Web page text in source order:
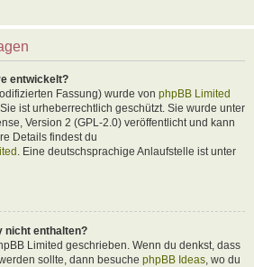
entwickelt?
Fassung) wurde von phpBB Limited
ist urheberrechtlich geschützt. Sie wurde unter
Version 2 (GPL-2.0) veröffentlicht und kann
Details findest du
. Eine deutschsprachige Anlaufstelle ist unter
nicht enthalten?
Limited geschrieben. Wenn du denkst, dass
sollte, dann besuche phpBB Ideas , wo du